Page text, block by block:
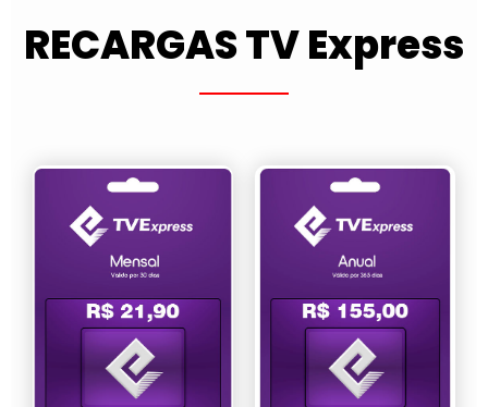
RECARGAS TV Express